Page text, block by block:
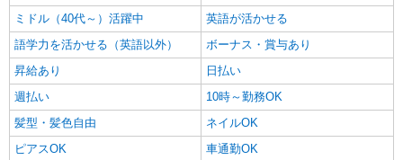
ミドル（40代～）活躍中
英語が活かせる
語学力を活かせる（英語以外）
ボーナス・賞与あり
昇給あり
日払い
週払い
10時～勤務OK
髪型・髪色自由
ネイルOK
ピアスOK
車通勤OK